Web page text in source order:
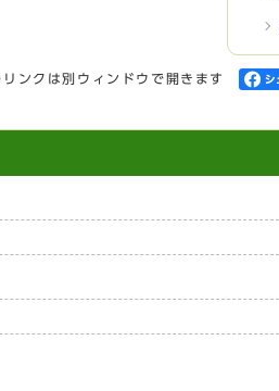
ンクは別ウィンドウで開きます